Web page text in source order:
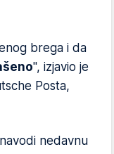
brega i da
", izjavio je
Posta,
nedavnu